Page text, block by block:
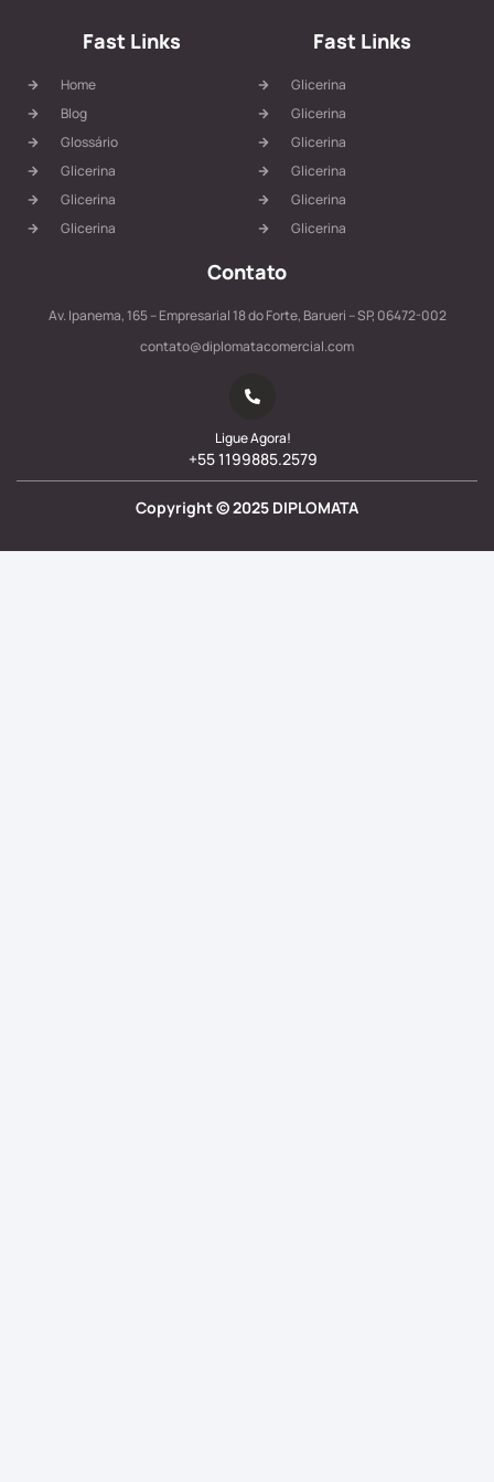
Fast Links
Home
Blog
Glossário
Glicerina
Glicerina
Glicerina
Fast Links
Glicerina
Glicerina
Glicerina
Glicerina
Glicerina
Glicerina
Contato
Av. Ipanema, 165 – Empresarial 18 do Forte, Barueri – SP, 06472-002
contato@diplomatacomercial.com
Ligue Agora!
+55 1199885.2579
Copyright ©2025 DIPLOMATA